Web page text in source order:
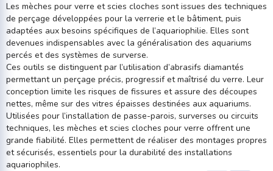
Les mèches pour verre et scies cloches sont issues des techniques
de perçage développées pour la verrerie et le bâtiment, puis
adaptées aux besoins spécifiques de l’aquariophilie. Elles sont
devenues indispensables avec la généralisation des aquariums
percés et des systèmes de surverse.
Ces outils se distinguent par l’utilisation d’abrasifs diamantés
permettant un perçage précis, progressif et maîtrisé du verre. Leur
conception limite les risques de fissures et assure des découpes
nettes, même sur des vitres épaisses destinées aux aquariums.
Utilisées pour l’installation de passe-parois, surverses ou circuits
techniques, les mèches et scies cloches pour verre offrent une
grande fiabilité. Elles permettent de réaliser des montages propres
et sécurisés, essentiels pour la durabilité des installations
aquariophiles.